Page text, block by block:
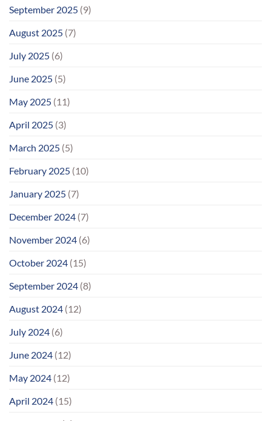
September 2025 (9)
August 2025 (7)
July 2025 (6)
June 2025 (5)
May 2025 (11)
April 2025 (3)
March 2025 (5)
February 2025 (10)
January 2025 (7)
December 2024 (7)
November 2024 (6)
October 2024 (15)
September 2024 (8)
August 2024 (12)
July 2024 (6)
June 2024 (12)
May 2024 (12)
April 2024 (15)